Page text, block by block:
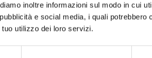
inoltre informazioni sul modo in cui
e social media, i quali
utilizzo dei loro servizi.
(35)